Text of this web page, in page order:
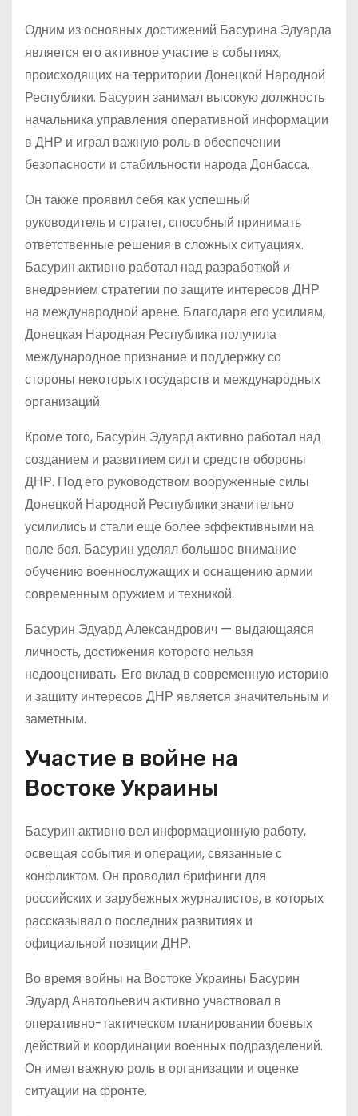
Одним из основных достижений Басурина Эдуарда
является его активное участие в событиях,
происходящих на территории Донецкой Народной
Республики. Басурин занимал высокую должность
начальника управления оперативной информации
в ДНР и играл важную роль в обеспечении
безопасности и стабильности народа Донбасса.
Он также проявил себя как успешный
руководитель и стратег, способный принимать
ответственные решения в сложных ситуациях.
Басурин активно работал над разработкой и
внедрением стратегии по защите интересов ДНР
на международной арене. Благодаря его усилиям,
Донецкая Народная Республика получила
международное признание и поддержку со
стороны некоторых государств и международных
организаций.
Кроме того, Басурин Эдуард активно работал над
созданием и развитием сил и средств обороны
ДНР. Под его руководством вооруженные силы
Донецкой Народной Республики значительно
усилились и стали еще более эффективными на
поле боя. Басурин уделял большое внимание
обучению военнослужащих и оснащению армии
современным оружием и техникой.
Басурин Эдуард Александрович — выдающаяся
личность, достижения которого нельзя
недооценивать. Его вклад в современную историю
и защиту интересов ДНР является значительным и
заметным.
Участие в войне на
Востоке Украины
Басурин активно вел информационную работу,
освещая события и операции, связанные с
конфликтом. Он проводил брифинги для
российских и зарубежных журналистов, в которых
рассказывал о последних развитиях и
официальной позиции ДНР.
Во время войны на Востоке Украины Басурин
Эдуард Анатольевич активно участвовал в
оперативно-тактическом планировании боевых
действий и координации военных подразделений.
Он имел важную роль в организации и оценке
ситуации на фронте.